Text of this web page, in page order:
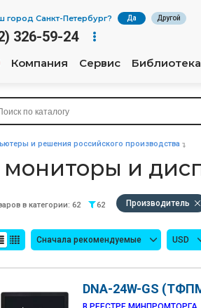
город Санкт-Петербург? Да Другой
326-59-24
Компания Сервис Библиотека
и решения российского производства
мониторы и
в категории: 62 62 Производитель
Сначала рекомендуемые USD
DNA-24W-GS